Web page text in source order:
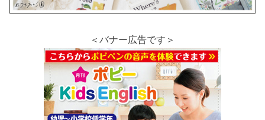
＜バナー広告です＞